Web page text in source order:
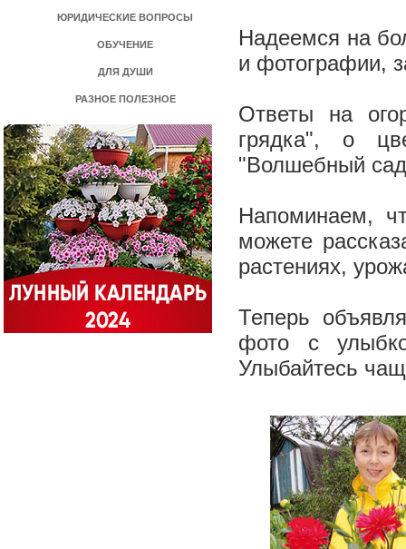
ЮРИДИЧЕСКИЕ ВОПРОСЫ
ОБУЧЕНИЕ
ДЛЯ ДУШИ
РАЗНОЕ ПОЛЕЗНОЕ
Надеемся на
и фотографии,
Ответы на
грядка", о
"Волшебный
Напоминаем,
можете
растениях,
Теперь
фото с
Улыбайтесь